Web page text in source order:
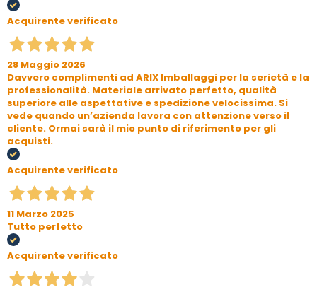
Acquirente verificato
28 Maggio 2026
Davvero complimenti ad ARIX Imballaggi per la serietà e la
professionalità. Materiale arrivato perfetto, qualità
superiore alle aspettative e spedizione velocissima. Si
vede quando un’azienda lavora con attenzione verso il
cliente. Ormai sarà il mio punto di riferimento per gli
acquisti.
Acquirente verificato
11 Marzo 2025
Tutto perfetto
Acquirente verificato